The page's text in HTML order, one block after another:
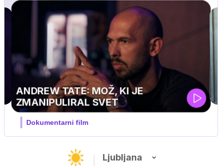
MOJ PRIJATELJ PINGVIN
Film meseca / družinski, pustolovski
Ljubljana